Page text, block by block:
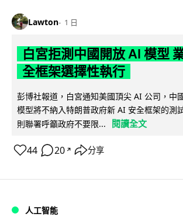
Lawton 1 日
白宮拒測中國開放 AI 模型
全框架選擇性執行
彭博社報道，白宮通知美國頂尖 AI 公司，中
模型將不納入特朗普政府新 AI 安全框架的測
則聯署呼籲政府不要限...
閱讀全文
44 20 ↗ 分享
人工智能